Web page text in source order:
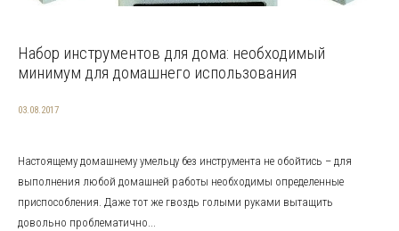
Набор инструментов для дома: необходимый
минимум для домашнего использования
03.08.2017
Настоящему домашнему умельцу без инструмента не обойтись – для
выполнения любой домашней работы необходимы определенные
приспособления. Даже тот же гвоздь голыми руками вытащить
довольно проблематично...